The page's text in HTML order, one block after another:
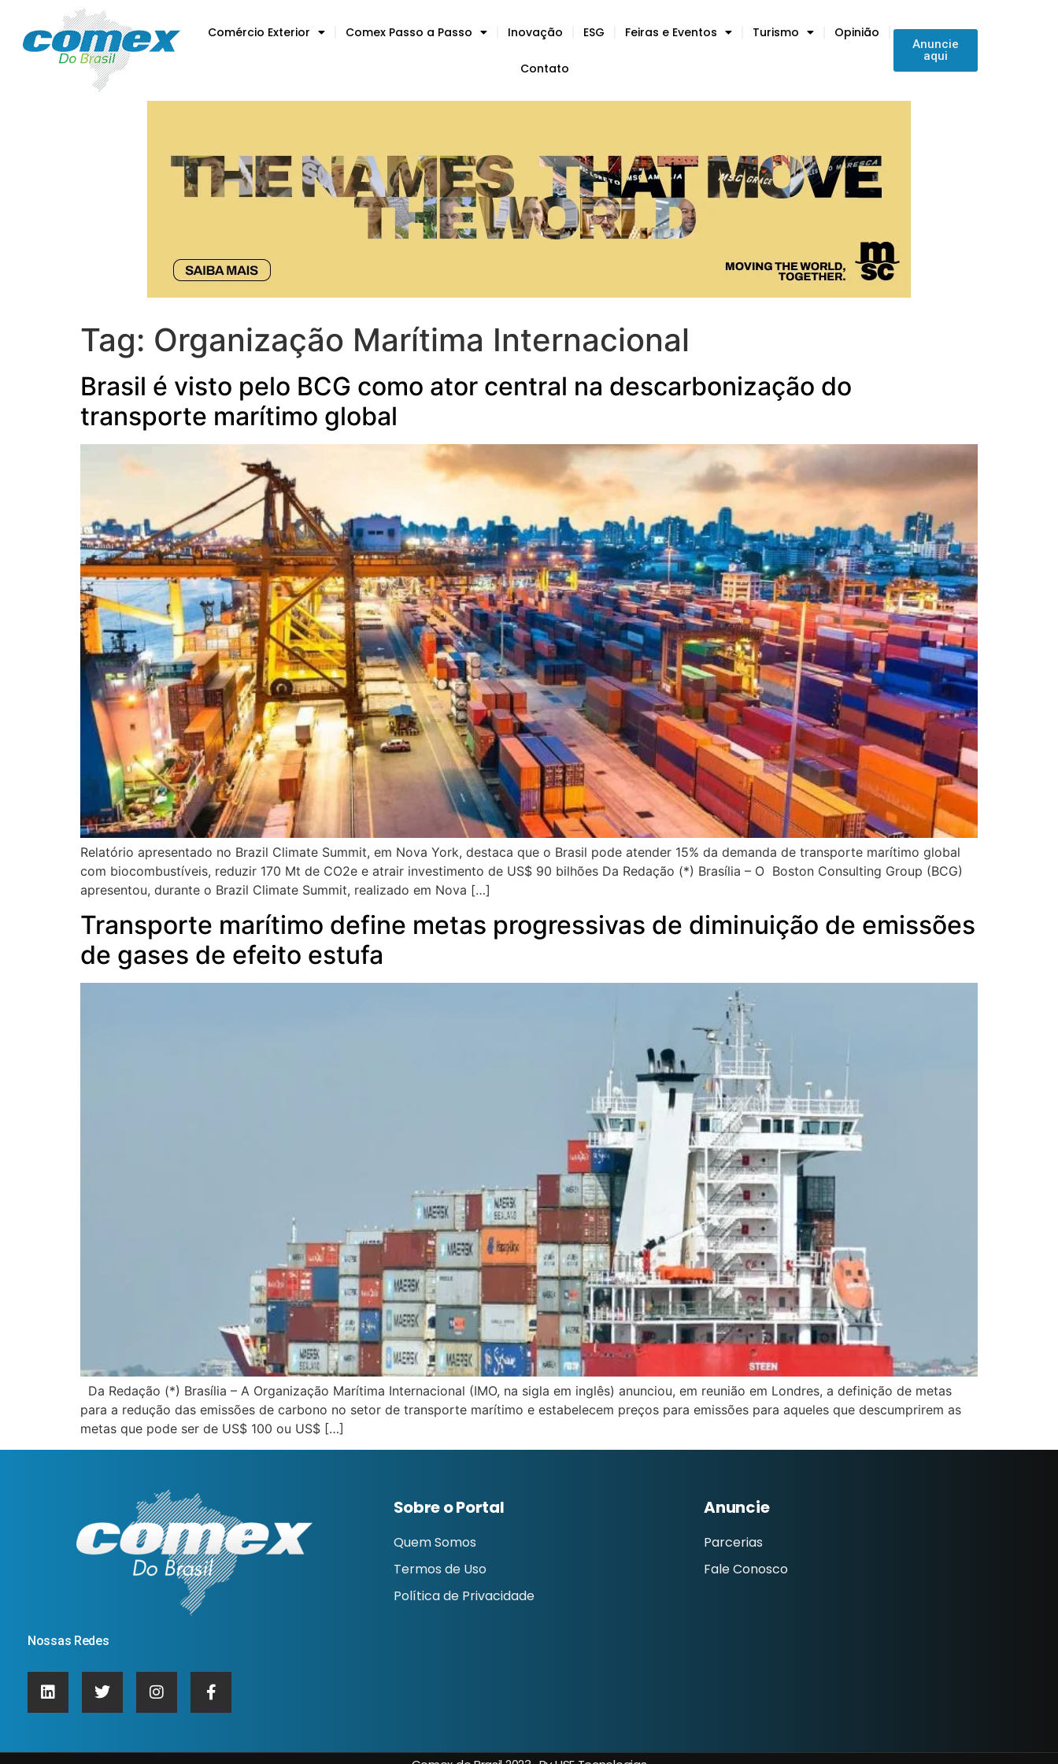
Comércio Exterior Comex Passo a Passo Inovação ESG Feiras e Eventos Turismo Opinião
Contato
Anuncie
aqui
Tag: Organização Marítima Internacional
Brasil é visto pelo BCG como ator central na descarbonização do
transporte marítimo global
Relatório apresentado no Brazil Climate Summit, em Nova York, destaca que o Brasil pode atender 15% da demanda de transporte marítimo global
com biocombustíveis, reduzir 170 Mt de CO2e e atrair investimento de US$ 90 bilhões Da Redação (*) Brasília – O Boston Consulting Group (BCG)
apresentou, durante o Brazil Climate Summit, realizado em Nova […]
Transporte marítimo define metas progressivas de diminuição de emissões
de gases de efeito estufa
Da Redação (*) Brasília – A Organização Marítima Internacional (IMO, na sigla em inglês) anunciou, em reunião em Londres, a definição de metas
para a redução das emissões de carbono no setor de transporte marítimo e estabelecem preços para emissões para aqueles que descumprirem as
metas que pode ser de US$ 100 ou US$ […]
Nossas Redes
Sobre o Portal
Quem Somos
Termos de Uso
Política de Privacidade
Anuncie
Parcerias
Fale Conosco